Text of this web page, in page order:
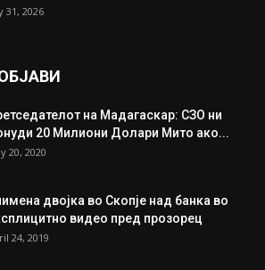
31, 2026
на Мадагаскар: СЗО ни
20 Милиони Долари Мито ако...
20, 2020
двојка во Скопје над банка во
видео пред прозорец
24, 2019